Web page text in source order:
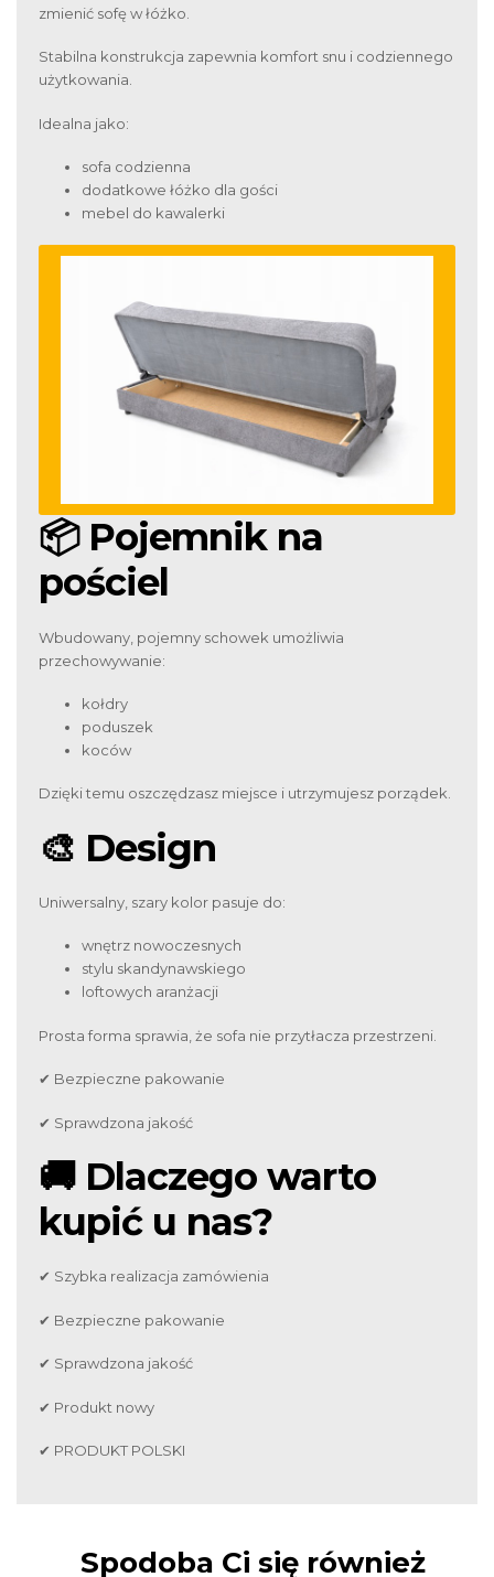
zmienić sofę w łóżko.
Stabilna konstrukcja zapewnia komfort snu i codziennego
użytkowania.
Idealna jako:
sofa codzienna
dodatkowe łóżko dla gości
mebel do kawalerki
📦 Pojemnik na
pościel
Wbudowany, pojemny schowek umożliwia
przechowywanie:
kołdry
poduszek
koców
Dzięki temu oszczędzasz miejsce i utrzymujesz porządek.
🎨 Design
Uniwersalny, szary kolor pasuje do:
wnętrz nowoczesnych
stylu skandynawskiego
loftowych aranżacji
Prosta forma sprawia, że sofa nie przytłacza przestrzeni.
✔ Bezpieczne pakowanie
✔ Sprawdzona jakość
🚚 Dlaczego warto
kupić u nas?
✔ Szybka realizacja zamówienia
✔ Bezpieczne pakowanie
✔ Sprawdzona jakość
✔ Produkt nowy
✔ PRODUKT POLSKI
Spodoba Ci się również